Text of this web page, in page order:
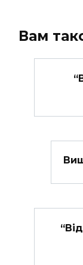
Вам